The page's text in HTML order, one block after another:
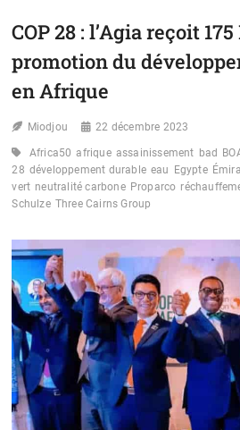
MAJEURS
10
GW
D’ÉNERGIES
EN
2030
COP 28 : l’Agia reçoit
promotion du
en Afrique
Miodjou 22 décembre 2023
Africa50 afrique assainissement bad
28 développement durable eau Egypte
vert neutralité carbone Proparco
Schulze Three Cairns Group